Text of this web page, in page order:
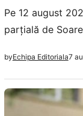
Pe 12 august
parțială de
siguranță
byEchipa Editoriala7